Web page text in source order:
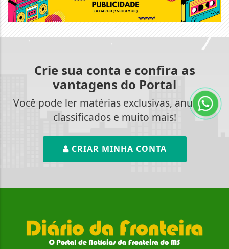
Crie sua conta e confira as
vantagens do Portal
Você pode ler matérias exclusivas, anunciar
classificados e muito mais!
CRIAR MINHA CONTA